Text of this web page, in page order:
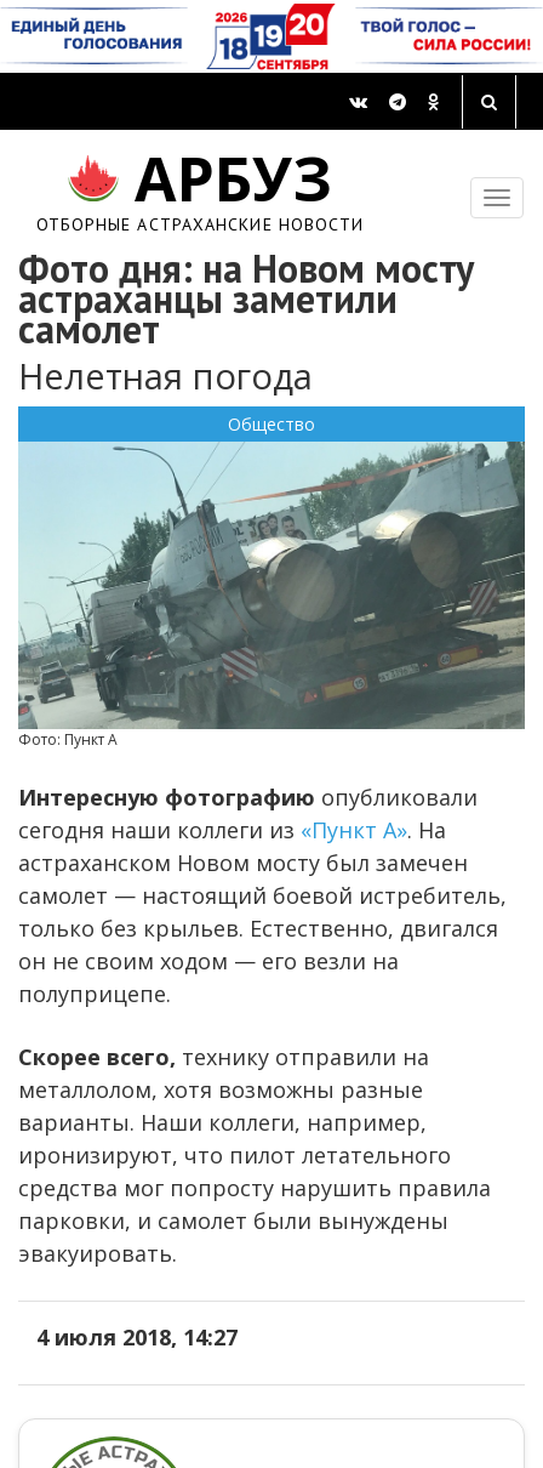
АРБУЗ
ОТБОРНЫЕ АСТРАХАНСКИЕ НОВОСТИ
Фото дня: на Новом мосту
астраханцы заметили
самолет
Нелетная погода
Общество
Фото: Пункт А
Интересную фотографию опубликовали
сегодня наши коллеги из «Пункт А». На
астраханском Новом мосту был замечен
самолет — настоящий боевой истребитель,
только без крыльев. Естественно, двигался
он не своим ходом — его везли на
полуприцепе.
Скорее всего, технику отправили на
металлолом, хотя возможны разные
варианты. Наши коллеги, например,
иронизируют, что пилот летательного
средства мог попросту нарушить правила
парковки, и самолет были вынуждены
эвакуировать.
4 июля 2018, 14:27